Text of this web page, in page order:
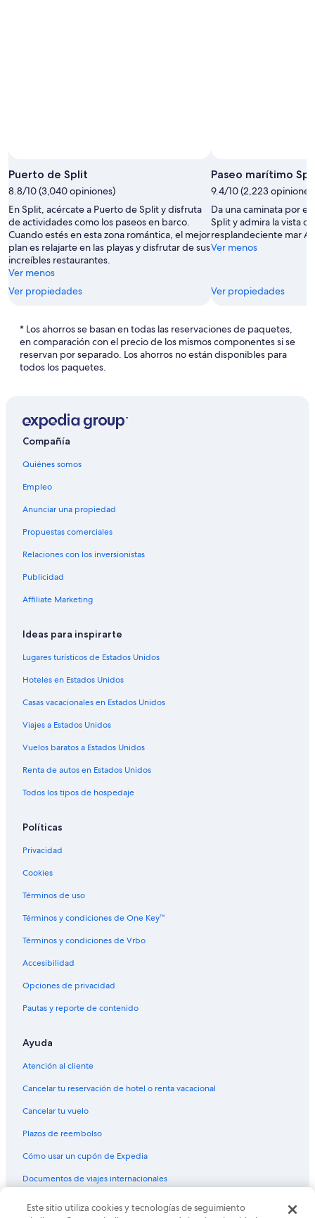
Puerto de Split
8.8/10 (3,040 opiniones)
En Split, acércate a Puerto de Split y disfruta
de actividades como los paseos en barco.
Cuando estés en esta zona romántica, el mejor
plan es relajarte en las playas y disfrutar de sus
increíbles restaurantes.
Ver menos
Ver propiedades
Paseo marítimo
9.4/10 (2,223
Da una caminata por
Split y admira la vista
resplandeciente mar
Ver menos
Ver propiedades
* Los ahorros se basan en todas las reservaciones de paquetes,
en comparación con el precio de los mismos componentes si se
reservan por separado. Los ahorros no están disponibles para
todos los paquetes.
Compañía
Quiénes somos
Empleo
Anunciar una propiedad
Propuestas comerciales
Relaciones con los inversionistas
Publicidad
Affiliate Marketing
Ideas para inspirarte
Lugares turísticos de Estados Unidos
Hoteles en Estados Unidos
Casas vacacionales en Estados Unidos
Viajes a Estados Unidos
Vuelos baratos a Estados Unidos
Renta de autos en Estados Unidos
Todos los tipos de hospedaje
Políticas
Privacidad
Cookies
Términos de uso
Términos y condiciones de One Key™
Términos y condiciones de Vrbo
Accesibilidad
Opciones de privacidad
Pautas y reporte de contenido
Ayuda
Atención al cliente
Cancelar tu reservación de hotel o renta vacacional
Cancelar tu vuelo
Plazos de reembolso
Cómo usar un cupón de Expedia
Documentos de viajes internacionales
© 2026 Expedia, Inc., una empresa de Expedia Group. Todos los
Este sitio utiliza cookies y tecnologías de seguimiento